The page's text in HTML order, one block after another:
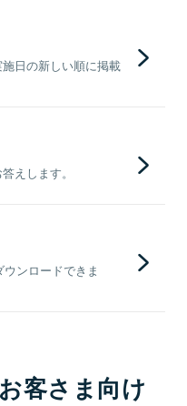
日の新しい順に掲載
えします。
ンロードできま
客さま向け